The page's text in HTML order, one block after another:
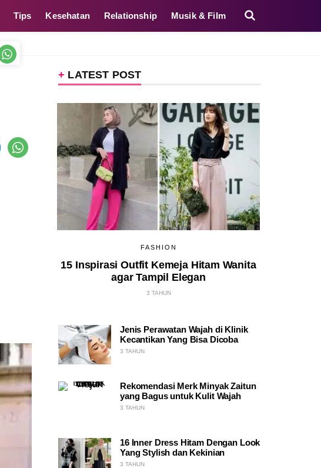
Tips Kesehatan Relationship Musik & Film
LATEST POST
FASHION
15 Inspirasi Outfit Kemeja Hitam Wanita
agar Tampil Elegan
3 TAHUN
Jenis Perawatan Wajah di Klinik
Kecantikan Yang Bisa Dicoba
3 TAHUN
Rekomendasi Merk Minyak Zaitun
yang Bagus untuk Kulit Wajah
3 TAHUN
16 Inner Dress Hitam Dengan Look
Yang Stylish dan Kekinian
3 TAHUN